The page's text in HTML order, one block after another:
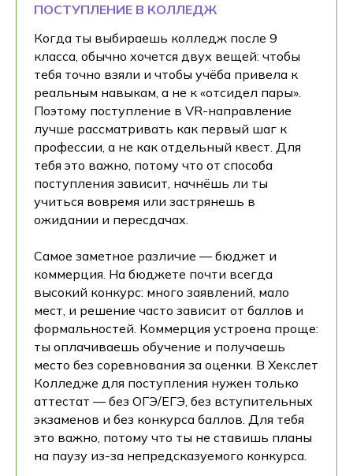
ПОСТУПЛЕНИЕ В КОЛЛЕДЖ
Когда ты выбираешь колледж после 9
класса, обычно хочется двух вещей: чтобы
тебя точно взяли и чтобы учёба привела к
реальным навыкам, а не к «отсидел пары».
Поэтому поступление в VR-направление
лучше рассматривать как первый шаг к
профессии, а не как отдельный квест. Для
тебя это важно, потому что от способа
поступления зависит, начнёшь ли ты
учиться вовремя или застрянешь в
ожидании и пересдачах.
Самое заметное различие — бюджет и
коммерция. На бюджете почти всегда
высокий конкурс: много заявлений, мало
мест, и решение часто зависит от баллов и
формальностей. Коммерция устроена проще:
ты оплачиваешь обучение и получаешь
место без соревнования за оценки. В Хекслет
Колледже для поступления нужен только
аттестат — без ОГЭ/ЕГЭ, без вступительных
экзаменов и без конкурса баллов. Для тебя
это важно, потому что ты не ставишь планы
на паузу из-за непредсказуемого конкурса.